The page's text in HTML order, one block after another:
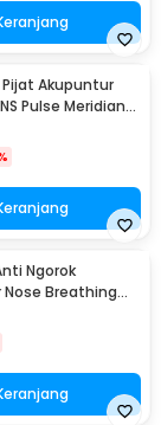
Akupuntur
Pulse Meridian
D2-116
Ngorok
Breathing
PCS